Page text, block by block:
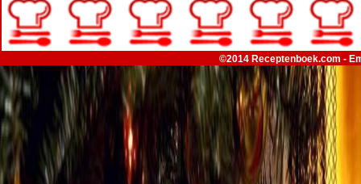
©2014 Receptenboek.com -